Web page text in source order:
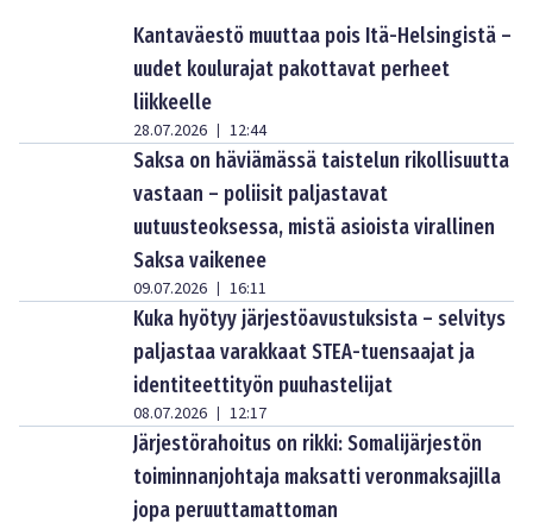
Kantaväestö muuttaa pois Itä-Helsingistä –
uudet koulurajat pakottavat perheet
liikkeelle
28.07.2026 | 12:44
Saksa on häviämässä taistelun rikollisuutta
vastaan – poliisit paljastavat
uutuusteoksessa, mistä asioista virallinen
Saksa vaikenee
09.07.2026 | 16:11
Kuka hyötyy järjestöavustuksista – selvitys
paljastaa varakkaat STEA-tuensaajat ja
identiteettityön puuhastelijat
08.07.2026 | 12:17
Järjestörahoitus on rikki: Somalijärjestön
toiminnanjohtaja maksatti veronmaksajilla
jopa peruuttamattoman